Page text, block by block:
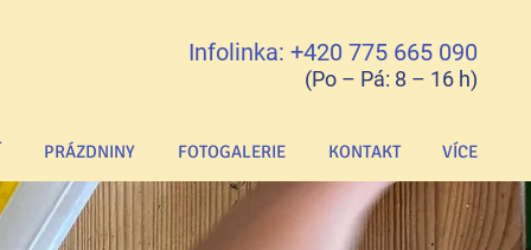
Infolinka: +420 775 665 090
(Po – Pá: 8 – 16 h)
PRÁZDNINY FOTOGALERIE KONTAKT VÍCE